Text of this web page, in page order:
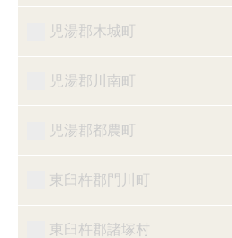
児湯郡木城町
児湯郡川南町
児湯郡都農町
東臼杵郡門川町
東臼杵郡諸塚村